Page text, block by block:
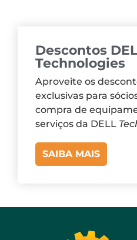
Descontos
Technologies
Aproveite os
exclusivas para
compra de
serviços da DELL
SAIBA MAIS